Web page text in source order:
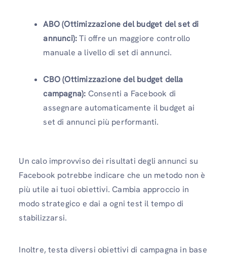
ABO (Ottimizzazione del budget del set di
annunci):Ti offre un maggiore controllo
manuale a livello di set di annunci.
CBO (Ottimizzazione del budget della
campagna): Consenti a Facebook di
assegnare automaticamente il budget ai
set di annunci più performanti.
Un calo improvviso dei risultati degli annunci su
Facebook potrebbe indicare che un metodo non è
più utile ai tuoi obiettivi. Cambia approccio in
modo strategico e dai a ogni test il tempo di
stabilizzarsi.
Inoltre, testa diversi obiettivi di campagna in base